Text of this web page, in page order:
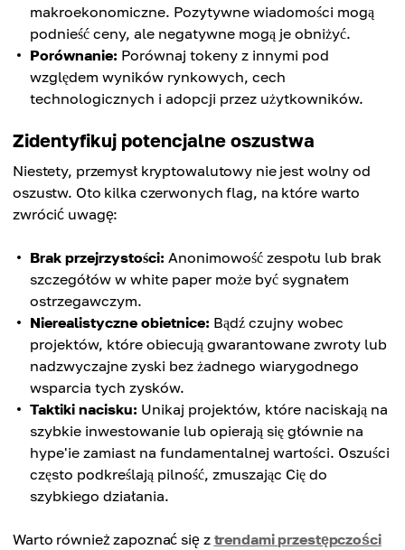
makroekonomiczne. Pozytywne wiadomości mogą
podnieść ceny, ale negatywne mogą je obniżyć.
Porównanie: Porównaj tokeny z innymi pod
względem wyników rynkowych, cech
technologicznych i adopcji przez użytkowników.
Zidentyfikuj potencjalne oszustwa
Niestety, przemysł kryptowalutowy nie jest wolny od
oszustw. Oto kilka czerwonych flag, na które warto
zwrócić uwagę:
Brak przejrzystości: Anonimowość zespołu lub brak
szczegółów w white paper może być sygnałem
ostrzegawczym.
Nierealistyczne obietnice: Bądź czujny wobec
projektów, które obiecują gwarantowane zwroty lub
nadzwyczajne zyski bez żadnego wiarygodnego
wsparcia tych zysków.
Taktiki nacisku: Unikaj projektów, które naciskają na
szybkie inwestowanie lub opierają się głównie na
hype'ie zamiast na fundamentalnej wartości. Oszuści
często podkreślają pilność, zmuszając Cię do
szybkiego działania.
Warto również zapoznać się z trendami przestępczości